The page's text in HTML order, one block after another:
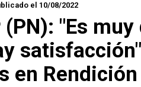
el 10/08/2022
"Es
en